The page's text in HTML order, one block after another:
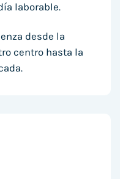
laborable.
desde la
centro hasta la